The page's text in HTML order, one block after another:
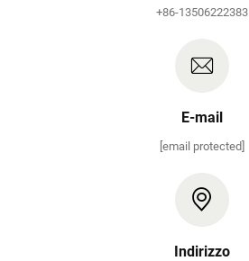
+86-13506222383
E-mail
[email protected]
Indirizzo